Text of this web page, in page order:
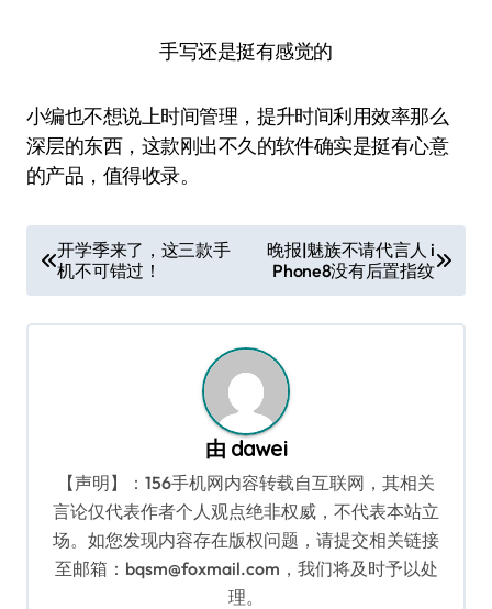
手写还是挺有感觉的
小编也不想说上时间管理，提升时间利用效率那么
深层的东西，这款刚出不久的软件确实是挺有心意
的产品，值得收录。
章
导
开学季来了，这三款手
机不可错过！
晚报|魅族不请代言人 i
Phone8没有后置指纹
由 dawei
【声明】：156手机网内容转载自互联网，其相关
言论仅代表作者个人观点绝非权威，不代表本站立
场。如您发现内容存在版权问题，请提交相关链接
至邮箱：bqsm@foxmail.com，我们将及时予以处
理。